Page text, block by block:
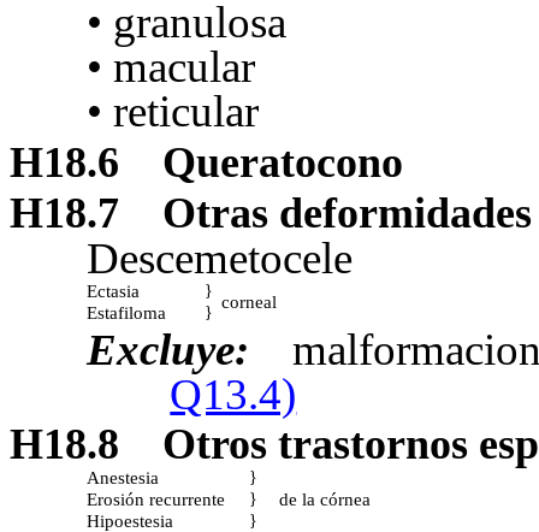
• granulosa
• macular
• reticular
H18.6
Queratocono
H18.7
Otras
Descemetocele
Ectasia }
corneal
Estafiloma }
Excluye:
Q13.4)
H18.8 Otros trastornos
Anestesia }
de la córnea
Erosión recurrente }
Hipoestesia }